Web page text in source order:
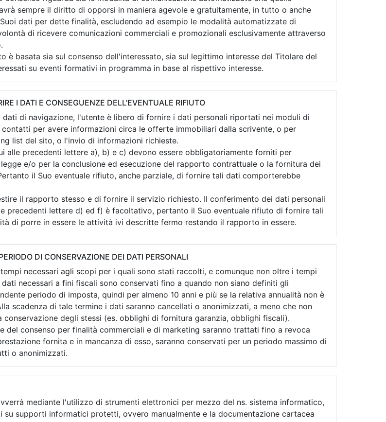
sempre il diritto di opporsi in maniera agevole e gratuitamente, in tutto o anche
dati per dette finalità, escludendo ad esempio le modalità automatizzate di
di ricevere comunicazioni commerciali e promozionali esclusivamente attraverso
è basata sia sul consenso dell'interessato, sia sul legittimo interesse del Titolare del
su eventi formativi in programma in base al rispettivo interesse.
I DATI E CONSEGUENZE DELL'EVENTUALE RIFIUTO
di navigazione, l'utente è libero di fornire i dati personali riportati nei moduli di
per avere informazioni circa le offerte immobiliari dalla scrivente, o per
list del sito, o l'invio di informazioni richieste.
alle precedenti lettere a), b) e c) devono essere obbligatoriamente forniti per
e/o per la conclusione ed esecuzione del rapporto contrattuale o la fornitura dei
il Suo eventuale rifiuto, anche parziale, di fornire tali dati comporterebbe
il rapporto stesso e di fornire il servizio richiesto. Il conferimento dei dati personali
precedenti lettere d) ed f) è facoltativo, pertanto il Suo eventuale rifiuto di fornire tali
di porre in essere le attività ivi descritte fermo restando il rapporto in essere.
DI CONSERVAZIONE DEI DATI PERSONALI
necessari agli scopi per i quali sono stati raccolti, e comunque non oltre i tempi
necessari a fini fiscali sono conservati fino a quando non siano definiti gli
periodo di imposta, quindi per almeno 10 anni e più se la relativa annualità non è
scadenza di tale termine i dati saranno cancellati o anonimizzati, a meno che non
conservazione degli stessi (es. obblighi di fornitura garanzia, obblighi fiscali).
del consenso per finalità commerciali e di marketing saranno trattati fino a revoca
fornita e in mancanza di esso, saranno conservati per un periodo massimo di
o anonimizzati.
mediante l'utilizzo di strumenti elettronici per mezzo del ns. sistema informatico,
su supporti informatici protetti, ovvero manualmente e la documentazione cartacea